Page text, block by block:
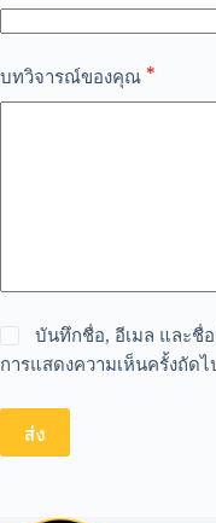
บทวิจารณ์ของคุณ *
บันทึกชื่อ, อีเมล และชื่
การแสดงความเห็นครั้งถัดไ
ส่ง